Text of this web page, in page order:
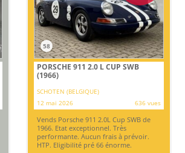
58
PORSCHE 911 2.0 L CUP SWB
(1966)
SCHOTEN (BELGIQUE)
12 mai 2026
636 vues
Vends Porsche 911 2.0L Cup SWB de
1966. Etat exceptionnel. Très
performante. Aucun frais à prévoir.
HTP. Eligibilité pré 66 énorme.